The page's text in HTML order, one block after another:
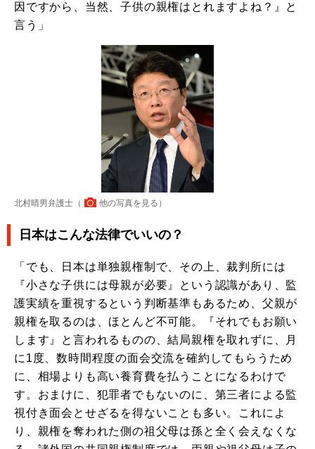
因ですから、当然、子供の親権はとれますよね？』と
言う」
北村晴男弁護士（ 他の写真を見る ）
日本はこんな法律でいいの？
「でも、日本は単独親権制で、その上、裁判所には
『小さな子供には母親が必要』という認識があり、監
護実績を重視するという判断基準もあるため、父親が
親権を取るのは、ほとんど不可能。『それでもお願い
します』と言われるものの、結局親権を取れずに、月
に1度、数時間程度の面会交流を確約してもらうため
に、相場よりも高い養育費を払うことになるわけで
す。おまけに、犯罪者でもないのに、第三者による監
視付き面会とせざるを得ないことも多い。これによ
り、親権を奪われた側の祖父母は孫と全く会えなくな